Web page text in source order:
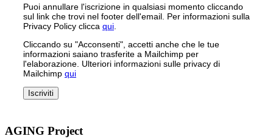
Puoi annullare l'iscrizione in qualsiasi momento cliccando
sul link che trovi nel footer dell'email. Per informazioni sulla
Privacy Policy clicca qui
Cliccando su "Acconsenti", accetti anche che le tue
informazioni saiano trasferite a Mailchimp per
l'elaborazione. Ulteriori informazioni sulle privacy di
Mailchimp qui
AGING Project